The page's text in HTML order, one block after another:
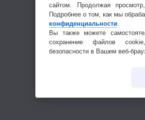
сайтом. Продолжая
Подробнее о том, как мы
конфиденциальности
Вы также можете
сохранение файлов
безопасности в Вашем веб-